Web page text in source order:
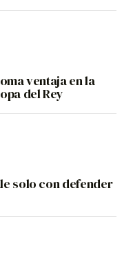
ventaja en la
del Rey
solo con defender